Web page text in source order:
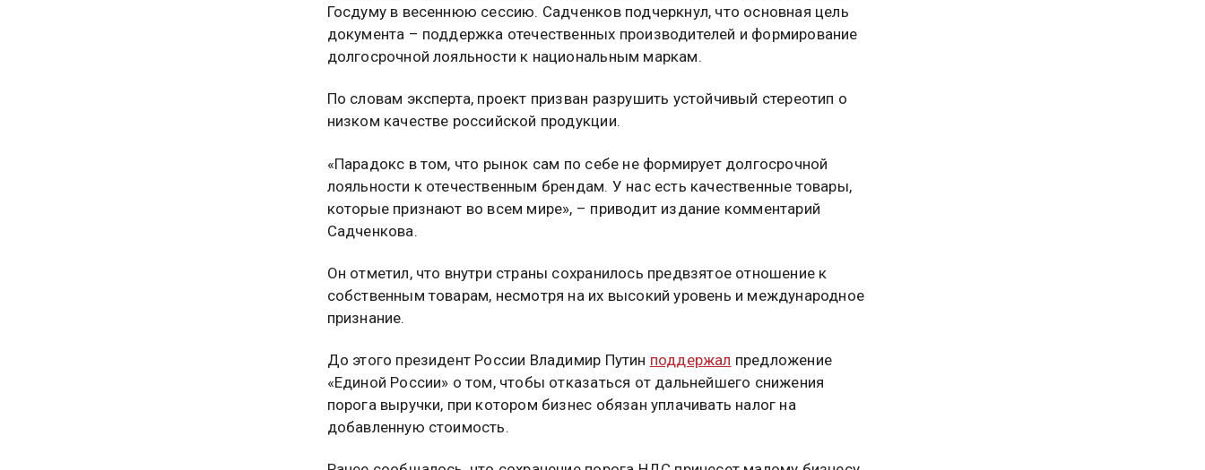
Госдуму в весеннюю сессию. Садченков подчеркнул, что основная цель
документа – поддержка отечественных производителей и формирование
долгосрочной лояльности к национальным маркам.
По словам эксперта, проект призван разрушить устойчивый стереотип о
низком качестве российской продукции.
«Парадокс в том, что рынок сам по себе не формирует долгосрочной
лояльности к отечественным брендам. У нас есть качественные товары,
которые признают во всем мире», – приводит издание комментарий
Садченкова.
Он отметил, что внутри страны сохранилось предвзятое отношение к
собственным товарам, несмотря на их высокий уровень и международное
признание.
До этого президент России Владимир Путин поддержал предложение
«Единой России» о том, чтобы отказаться от дальнейшего снижения
порога выручки, при котором бизнес обязан уплачивать налог на
добавленную стоимость.